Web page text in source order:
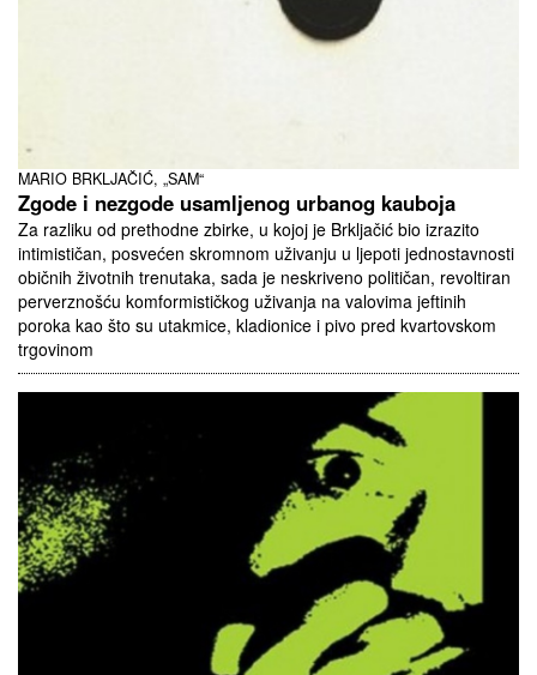
MARIO BRKLJAČIĆ, „SAM“
Zgode i nezgode usamljenog urbanog kauboja
Za razliku od prethodne zbirke, u kojoj je Brkljačić bio izrazito
intimističan, posvećen skromnom uživanju u ljepoti jednostavnosti
običnih životnih trenutaka, sada je neskriveno političan, revoltiran
perverznošću komformističkog uživanja na valovima jeftinih
poroka kao što su utakmice, kladionice i pivo pred kvartovskom
trgovinom